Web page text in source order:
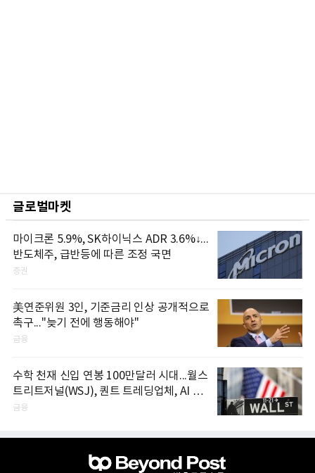
글로벌마켓
마이크론 5.9%, SK하이닉스 ADR 3.6%↓...
반도체주, 급반등에 따른 조정 국면
증권
美연준위원 3인, 기준금리 인상 공개적으로
촉구..."늦기 전에 행동해야"
금융
수학 천재 신입 연봉 100만달러 시대...월스
트리트저널(WSJ), 퀀트 트레딩업체, AI 기
업들 인재 확보 경쟁
금융